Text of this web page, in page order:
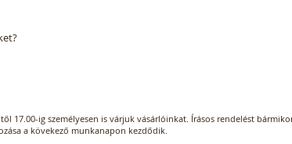
17.00-ig személyesen is várjuk vásárlóinkat. Írásos rendelést
a kövekező munkanapon kezdődik.